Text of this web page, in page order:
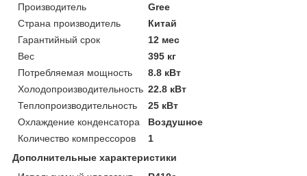
Производитель
Gree
Страна производитель
Китай
Гарантийный срок
12 мес
Вес
395 кг
Потребляемая мощность
8.8 кВт
Холодопроизводительность 22.8 кВт
Теплопроизводительность
25 кВт
Охлаждение конденсатора
Воздушное
Количество компрессоров
1
Дополнительные характеристики